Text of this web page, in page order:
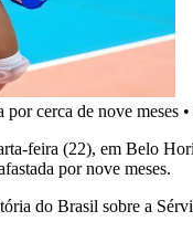
cerca de nove meses •
feira (22), em Belo
por nove meses.
do Brasil sobre a